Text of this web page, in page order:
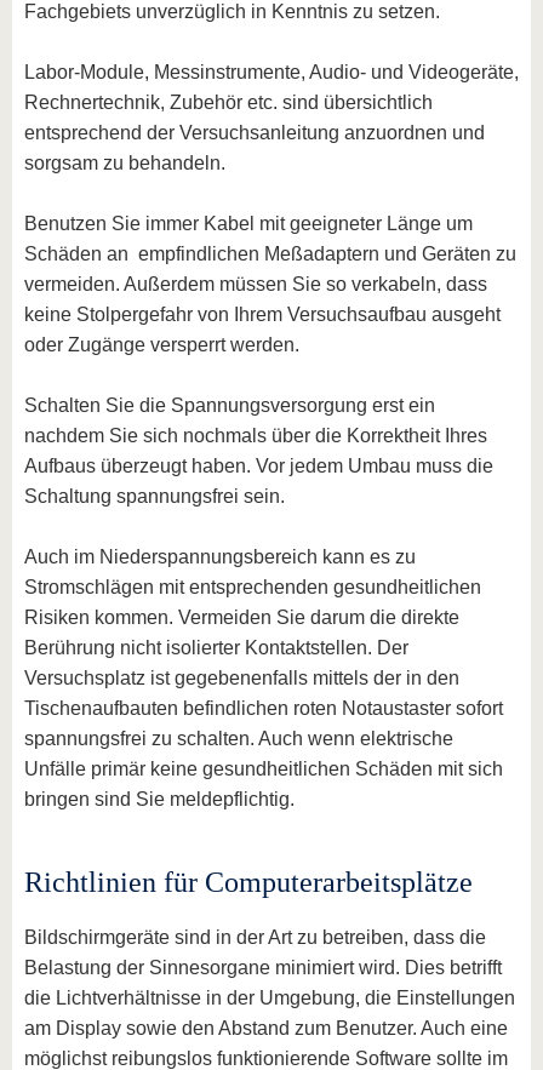
Fachgebiets unverzüglich in Kenntnis zu setzen.
Labor-Module, Messinstrumente, Audio- und Videogeräte,
Rechnertechnik, Zubehör etc. sind übersichtlich
entsprechend der Versuchsanleitung anzuordnen und
sorgsam zu behandeln.
Benutzen Sie immer Kabel mit geeigneter Länge um
Schäden an empfindlichen Meßadaptern und Geräten zu
vermeiden. Außerdem müssen Sie so verkabeln, dass
keine Stolpergefahr von Ihrem Versuchsaufbau ausgeht
oder Zugänge versperrt werden.
Schalten Sie die Spannungsversorgung erst ein
nachdem Sie sich nochmals über die Korrektheit Ihres
Aufbaus überzeugt haben. Vor jedem Umbau muss die
Schaltung spannungsfrei sein.
Auch im Niederspannungsbereich kann es zu
Stromschlägen mit entsprechenden gesundheitlichen
Risiken kommen. Vermeiden Sie darum die direkte
Berührung nicht isolierter Kontaktstellen. Der
Versuchsplatz ist gegebenenfalls mittels der in den
Tischenaufbauten befindlichen roten Notaustaster sofort
spannungsfrei zu schalten. Auch wenn elektrische
Unfälle primär keine gesundheitlichen Schäden mit sich
bringen sind Sie meldepflichtig.
Richtlinien für Computerarbeitsplätze
Bildschirmgeräte sind in der Art zu betreiben, dass die
Belastung der Sinnesorgane minimiert wird. Dies betrifft
die Lichtverhältnisse in der Umgebung, die Einstellungen
am Display sowie den Abstand zum Benutzer. Auch eine
möglichst reibungslos funktionierende Software sollte im